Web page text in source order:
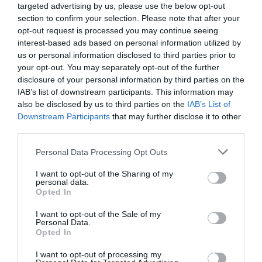
targeted advertising by us, please use the below opt-out
section to confirm your selection. Please note that after your
opt-out request is processed you may continue seeing
interest-based ads based on personal information utilized by
us or personal information disclosed to third parties prior to
your opt-out. You may separately opt-out of the further
disclosure of your personal information by third parties on the
IAB’s list of downstream participants. This information may
also be disclosed by us to third parties on the IAB’s List of
Downstream Participants that may further disclose it to other
Personal Data Processing Opt Outs
I want to opt-out of the Sharing of my
personal data.
Opted In
I want to opt-out of the Sale of my
Personal Data.
Opted In
I want to opt-out of processing my
Vilagrà, Casals ha tingut un paper destacat com a
conseller de districte a l’Ajuntament de
Barcelona.
-El departament de Salut de la Generalitat ha
nomenatBaldo Farré,Sònia OriolaiJosep Maria
Corominascom a vocals del Consell de Direcció
Servei Català de la Salut
comarcals i els ajuntaments.
Francesc Cosano
Alimentación y Bebidas
. Llicenciat en Direcció i
Administració d’Empreses per IESE, recentment,
Cosano també ha estat escollit conseller de la